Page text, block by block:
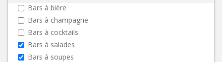
Bars à bière
Bars à champagne
Bars à cocktails
Bars à salades
Bars à soupes